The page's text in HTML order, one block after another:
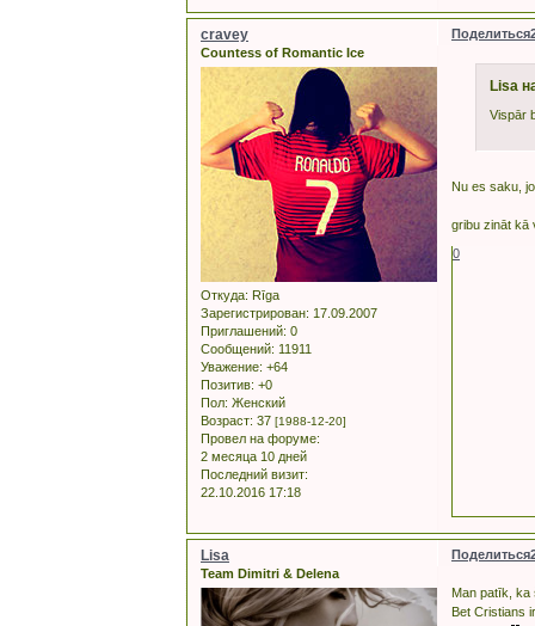
Поделиться
cravey
Countess of Romantic Ice
Откуда: Rīga
Зарегистрирован: 17.09.2007
Приглашений: 0
Сообщений: 11911
Уважение: +64
Позитив: +0
Пол: Женский
Возраст: 37 [1988-12-20]
Провел на форуме:
2 месяца 10 дней
Последний визит:
22.10.2016 17:18
Lisa
Vispār
Nu es saku,
gribu zināt kā
0
Поделиться
Lisa
Team Dimitri & Delena
Man patīk,
Bet Cristians